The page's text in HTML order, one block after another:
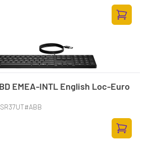
EMEA-INTL English Loc-Euro